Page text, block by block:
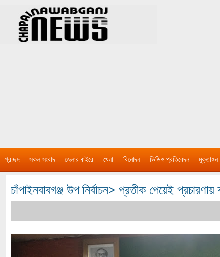
প্রচ্ছদ সকল সংবাদ জেলার বাইরে খেলা বিনোদন ভিডিও প্রতিবেদন মুক্তাঙ্গন
চাঁপাইনবাবগঞ্জ উপ নির্বাচন> প্রতীক পেয়েই প্রচারণায়